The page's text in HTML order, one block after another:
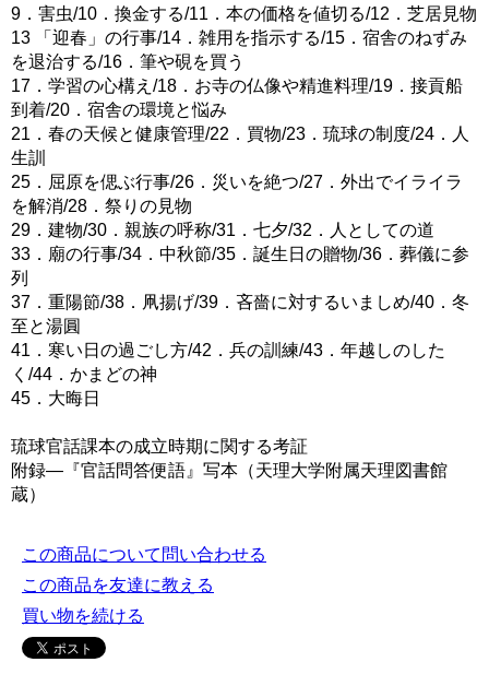
9．害虫/10．換金する/11．本の価格を値切る/12．芝居見物
13 「迎春」の行事/14．雑用を指示する/15．宿舎のねずみ
を退治する/16．筆や硯を買う
17．学習の心構え/18．お寺の仏像や精進料理/19．接貢船
到着/20．宿舎の環境と悩み
21．春の天候と健康管理/22．買物/23．琉球の制度/24．人
生訓
25．屈原を偲ぶ行事/26．災いを絶つ/27．外出でイライラ
を解消/28．祭りの見物
29．建物/30．親族の呼称/31．七夕/32．人としての道
33．廟の行事/34．中秋節/35．誕生日の贈物/36．葬儀に参
列
37．重陽節/38．凧揚げ/39．吝嗇に対するいましめ/40．冬
至と湯圓
41．寒い日の過ごし方/42．兵の訓練/43．年越しのした
く/44．かまどの神
45．大晦日
琉球官話課本の成立時期に関する考証
附録―『官話問答便語』写本（天理大学附属天理図書館
蔵）
この商品について問い合わせる
この商品を友達に教える
買い物を続ける